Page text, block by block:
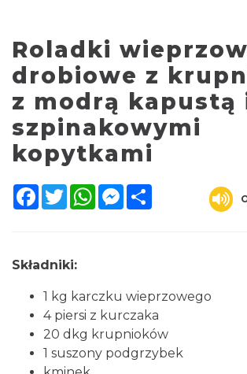
Roladki
drobiowe z
z modrą kapustą
szpinakowymi
kopytkami
Facebook
TwitterWhatsAppMessenger
Składniki:
1 kg karczku wieprzowego
4 piersi z kurczaka
20 dkg krupnioków
1 suszony podgrzybek